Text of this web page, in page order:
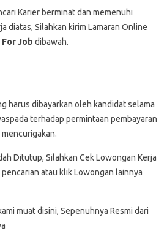
Karier berminat dan memenuhi
diatas, Silahkan kirim Lamaran Online
Job dibawah.
harus dibayarkan oleh kandidat selama
terhadap permintaan pembayaran
Ditutup, Silahkan Cek Lowongan Kerja
atau klik Lowongan lainnya
muat disini, Sepenuhnya Resmi dari